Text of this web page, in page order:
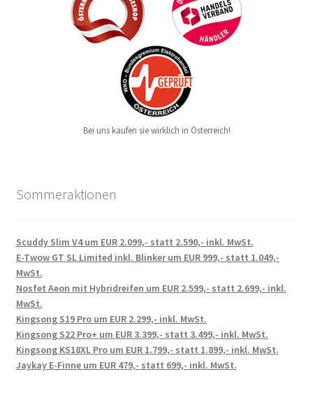
Bei uns kaufen sie wirklich in Österreich!
Sommeraktionen
Scuddy Slim V4 um EUR 2.099,- statt 2.590,- inkl. MwSt.
E-Twow GT SL Limited inkl. Blinker um EUR 999,- statt 1.049,-
MwSt.
Nosfet Aeon mit Hybridreifen um EUR 2.599,- statt 2.699,- inkl.
MwSt.
Kingsong S19 Pro um EUR 2.299,- inkl. MwSt.
Kingsong S22 Pro+ um EUR 3.399,- statt 3.499,- inkl. MwSt.
Kingsong KS18XL Pro um EUR 1.799,- statt 1.899,- inkl. MwSt.
Jaykay E-Finne um EUR 479,- statt 699,- inkl. MwSt.